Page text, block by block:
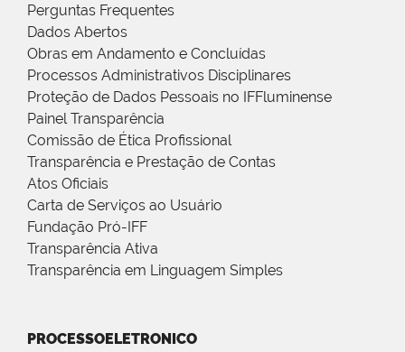
Perguntas Frequentes
Dados Abertos
Obras em Andamento e Concluídas
Processos Administrativos Disciplinares
Proteção de Dados Pessoais no IFFluminense
Painel Transparência
Comissão de Ética Profissional
Transparência e Prestação de Contas
Atos Oficiais
Carta de Serviços ao Usuário
Fundação Pró-IFF
Transparência Ativa
Transparência em Linguagem Simples
PROCESSOELETRONICO